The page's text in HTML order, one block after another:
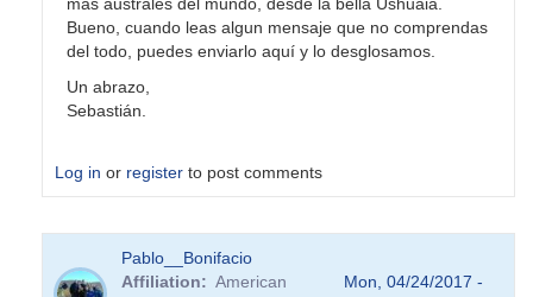
más australes del mundo, desde la bella Ushuaia.
Bueno, cuando leas algun mensaje que no comprendas
del todo, puedes enviarlo aquí y lo desglosamos.
Un abrazo,
Sebastián.
Log in or register to post comments
reply
to
Pablo__Bonifacio
Affiliation
American
Mon, 04/24/2017 -